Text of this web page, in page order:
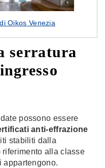
Oikos Venezia
serratura
possono essere
anti-effrazione
stabiliti dalla
riferimento alla classe
appartengono.